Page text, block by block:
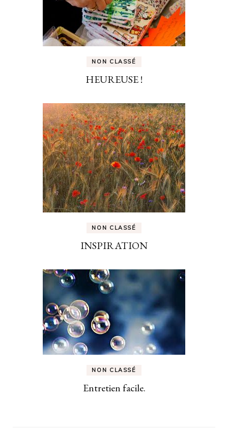
NON CLASSÉ
HEUREUSE !
NON CLASSÉ
INSPIRATION
NON CLASSÉ
Entretien facile.